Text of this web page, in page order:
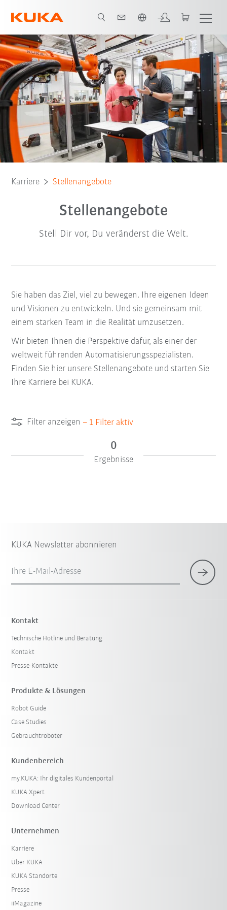
Karriere Stellenangebote
Stellenangebote
Stell Dir vor, Du veränderst die Welt.
Sie haben das Ziel, viel zu bewegen. Ihre eigenen Ideen
und Visionen zu entwickeln. Und sie gemeinsam mit
einem starken Team in die Realität umzusetzen.
Wir bieten Ihnen die Perspektive dafür, als einer der
weltweit führenden Automatisierungsspezialisten.
Finden Sie hier unsere Stellenangebote und starten Sie
Ihre Karriere bei KUKA.
Filter anzeigen – 1 Filter aktiv
Filter zurücksetzen
0
Ergebnisse
KUKA Newsletter abonnieren
Ihre E-Mail-Adresse
Kontakt
Technische Hotline und Beratung
Kontakt
Presse-Kontakte
Produkte & Lösungen
Robot Guide
Case Studies
Gebrauchtroboter
Kundenbereich
my.KUKA: Ihr digitales Kundenportal
KUKA Xpert
Download Center
Unternehmen
Karriere
Über KUKA
KUKA Standorte
Presse
iiMagazine